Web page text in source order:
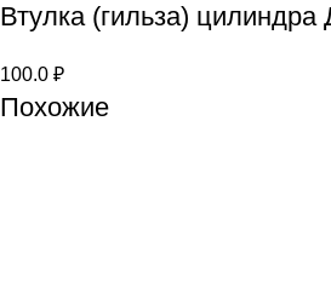
Втулка (гильза)
100.0 ₽
Похожие